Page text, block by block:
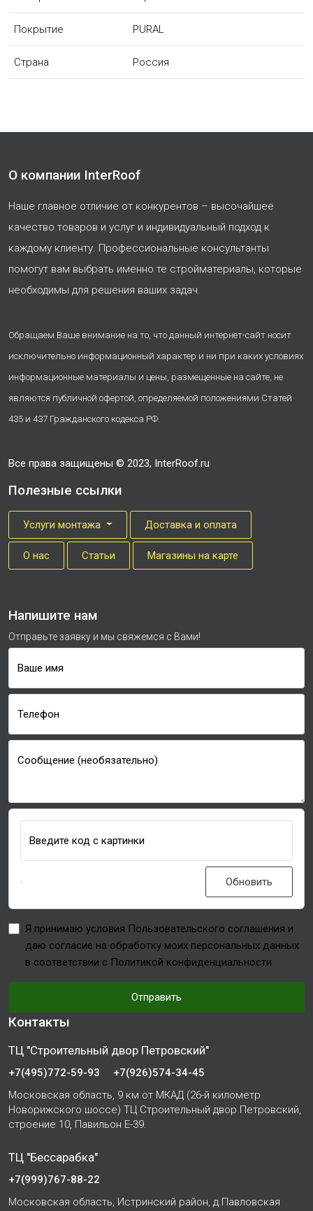
Покрытие PURAL
Страна Россия
О компании InterRoof
Наше главное отличие от конкурентов – высочайшее
качество товаров и услуг и индивидуальный подход к
каждому клиенту. Профессиональные консультанты
помогут вам выбрать именно те стройматериалы, которые
необходимы для решения ваших задач.
Обращаем Ваше внимание на то, что данный интернет-сайт носит
исключительно информационный характер и ни при каких условиях
информационные материалы и цены, размещенные на сайте, не
являются публичной офертой, определяемой положениями Статей
435 и 437 Гражданского кодекса РФ.
Все права защищены © 2023, InterRoof.ru
Полезные ссылки
Услуги монтажа Доставка и оплата
О нас Cтатьи Магазины на карте
Напишите нам
Отправьте заявку и мы свяжемся с Вами!
Ваше имя
Телефон
Сообщение (необязательно)
Введите код с картинки
Обновить
Я принимаю условия Пользовательского соглашения и
даю согласие на обработку моих персональных данных
в соответствии с Политикой конфиденциальности
Отправить
Контакты
ТЦ "Строительный двор Петровский"
+7(495)772-59-93
+7(926)574-34-45
Московская область, 9 км от МКАД (26-й километр
Новорижского шоссе) ТЦ Строительный двор Петровский,
строение 10, Павильон Е-39.
ТЦ "Бессарабка"
+7(999)767-88-22
Московская область, Истринский район, д.Павловская